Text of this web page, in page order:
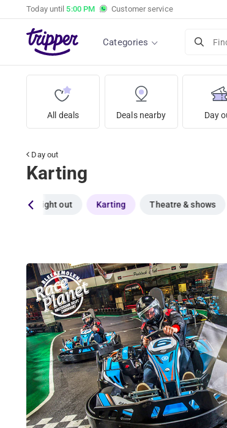
Today until 5:00 PM Customer service
Categories
All deals Deals nearby Day
Day out
Karting
A night out Karting Theatre & shows